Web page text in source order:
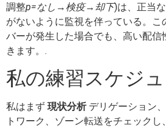
調整p=なし→検疫→却下)は、正当
がないように監視を伴っている。こ
バーが発生した場合でも、高い配信
きます。.
私の練習スケジ
私はまず 現状分析デリゲーション
トワーク、ゾーン転送をチェック